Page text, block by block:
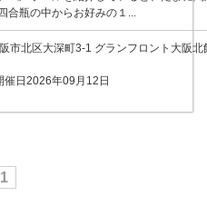
合瓶の中からお好みの１...
市北区大深町3-1 グランフロント大阪北
日2026年09月12日
1